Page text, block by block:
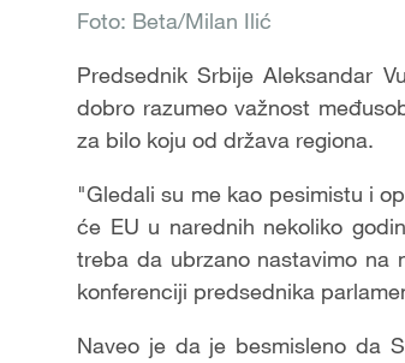
Foto: Beta/Milan Ilić
Predsednik Srbije Aleksandar
dobro razumeo važnost
za bilo koju od država regiona.
"Gledali su me kao pesimistu i
će EU u narednih nekoliko
treba da ubrzano nastavimo na
konferenciji predsednika
Naveo je da je besmisleno da